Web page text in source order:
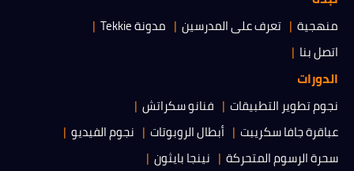
منهجية تعرف على المدرسين
مدونة Tekkie
اتصل بنا
الدورات
نجوم تطوير التطبيقات
فنانو سكراتش
عباقرة جافا سكريبت
أبطال الروبوتات
نجوم الفيديو
سحرة الرسوم المتحركة
نينجا بايثون